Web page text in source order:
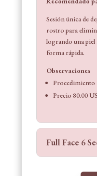
Sesión única de
rostro para
logrando una piel
forma rápida.
Observaciones
Procedimiento
Precio 80.00
Full Face 6